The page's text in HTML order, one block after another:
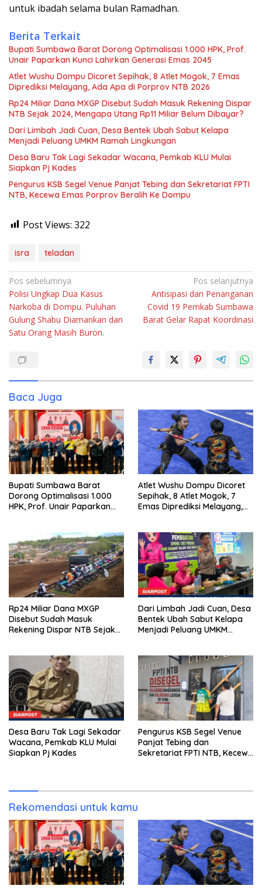
untuk ibadah selama bulan Ramadhan.
Berita Terkait
Bupati Sumbawa Barat Dorong Optimalisasi 1.000 HPK, Prof.
Unair Paparkan Kunci Lahirkan Generasi Emas 2045
Atlet Wushu Dompu Dicoret Sepihak, 8 Atlet Mogok, 7 Emas
Diprediksi Melayang, Ada Apa di Porprov NTB 2026
Rp24 Miliar Dana MXGP Disebut Sudah Masuk Rekening Dispar
NTB Sejak 2024, Mengapa Utang Rp11 Miliar Belum Dibayar?
Dari Limbah Jadi Cuan, Desa Bentek Ubah Sabut Kelapa
Menjadi Peluang UMKM Ramah Lingkungan
Desa Baru Tak Lagi Sekadar Wacana, Pemkab KLU Mulai
Siapkan Pj Kades
Pengurus KSB Segel Venue Panjat Tebing dan Sekretariat FPTI
NTB, Kecewa Emas Porprov Beralih Ke Dompu
Post Views: 322
isra teladan
Navigasi
pos
Pos sebelumnya
Polisi Ungkap Dua Kasus
Narkoba di Dompu. Puluhan
Gulung Shabu Diamankan dan
Satu Orang Masih Buron.
Pos selanjutnya
Antisipasi dan Penanganan
Covid 19 Pemkab Sumbawa
Barat Gelar Rapat Koordinasi
Baca Juga
Bupati Sumbawa Barat
Dorong Optimalisasi 1.000
HPK, Prof. Unair Paparkan
Atlet Wushu Dompu Dicoret
Sepihak, 8 Atlet Mogok, 7
Emas Diprediksi Melayang,
Rp24 Miliar Dana MXGP
Disebut Sudah Masuk
Rekening Dispar NTB Sejak
Dari Limbah Jadi Cuan, Desa
Bentek Ubah Sabut Kelapa
Menjadi Peluang UMKM
Desa Baru Tak Lagi Sekadar
Wacana, Pemkab KLU Mulai
Siapkan Pj Kades
Pengurus KSB Segel Venue
Panjat Tebing dan
Sekretariat FPTI NTB, Kecewa
Rekomendasi untuk kamu